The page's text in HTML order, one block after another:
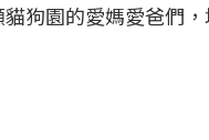
狗園的愛媽愛爸們，